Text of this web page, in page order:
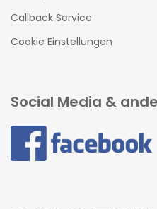
Callback Service
Cookie Einstellungen
Social Media &